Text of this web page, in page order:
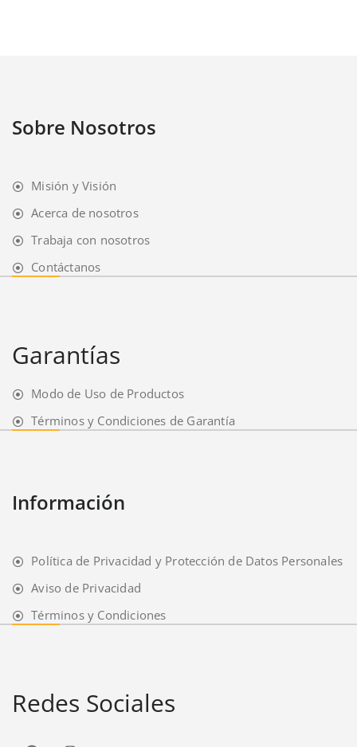
Sobre Nosotros
Misión y Visión
Acerca de nosotros
Trabaja con nosotros
Contáctanos
Garantías
Modo de Uso de Productos
Términos y Condiciones de Garantía
Información
Política de Privacidad y Protección de Datos Personales
Aviso de Privacidad
Términos y Condiciones
Redes Sociales